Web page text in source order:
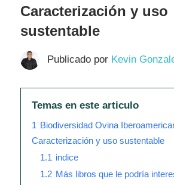
Caracterización y uso
sustentable
Publicado por Kevin
Temas en este articulo
1 Biodiversidad Ovina
Caracterización y uso sustentable
1.1 indice
1.2 Más libros que le podría